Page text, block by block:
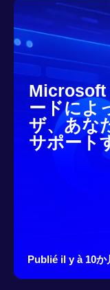
Microsoft
ードによ
ザ、あな
サポート
Publié il y à 10か